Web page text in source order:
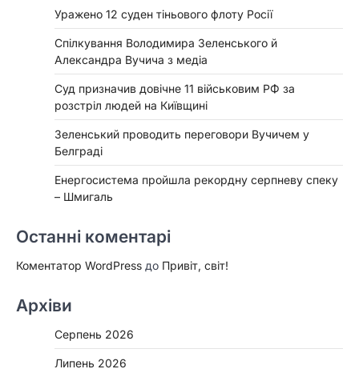
Уражено 12 суден тіньового флоту Росії
Спілкування Володимира Зеленського й
Александра Вучича з медіа
Суд призначив довічне 11 військовим РФ за
розстріл людей на Київщині
Зеленський проводить переговори Вучичем у
Белграді
Енергосистема пройшла рекордну серпневу спеку
– Шмигаль
Останні коментарі
Коментатор WordPress до Привіт, світ!
Архіви
Серпень 2026
Липень 2026